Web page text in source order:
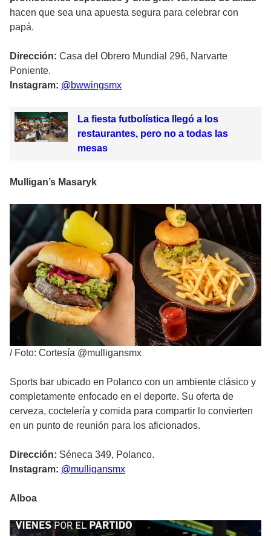
hacen que sea una apuesta segura para celebrar con
papá.
Dirección: Casa del Obrero Mundial 296, Narvarte
Poniente.
Instagram: @bwwingsmx
La fiesta futbolística llegó a los
restaurantes, pero no a todas las
mesas
Mulligan’s Masaryk
/ Foto: Cortesía @mulligansmx
Sports bar ubicado en Polanco con un ambiente clásico y
completamente enfocado en el deporte. Su oferta de
cerveza, coctelería y comida para compartir lo convierten
en un punto de reunión para los aficionados.
Dirección: Séneca 349, Polanco.
Instagram: @mulligansmx
Alboa